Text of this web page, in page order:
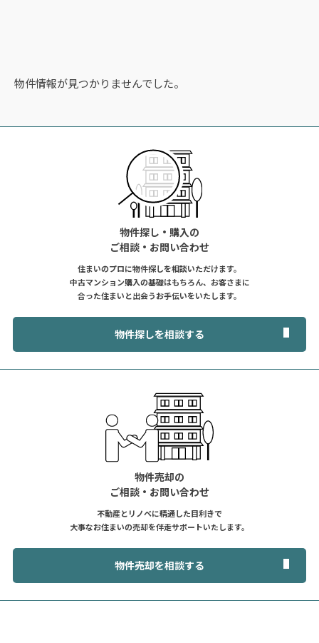
物件情報が見つかりませんでした。
物件探し・購入の
ご相談・お問い合わせ
住まいのプロに物件探しを相談いただけます。
中古マンション購入の基礎はもちろん、お客さまに
合った住まいと出会うお手伝いをいたします。
物件探しを相談する
物件売却の
ご相談・お問い合わせ
不動産とリノベに精通した目利きで
大事なお住まいの売却を伴走サポートいたします。
物件売却を相談する